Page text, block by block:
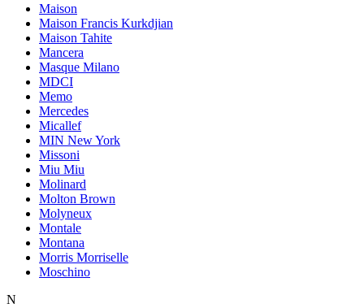
Maison
Maison Francis Kurkdjian
Maison Tahite
Mancera
Masque Milano
MDCI
Memo
Mercedes
Micallef
MIN New York
Missoni
Miu Miu
Molinard
Molton Brown
Molyneux
Montale
Montana
Morris Morriselle
Moschino
N